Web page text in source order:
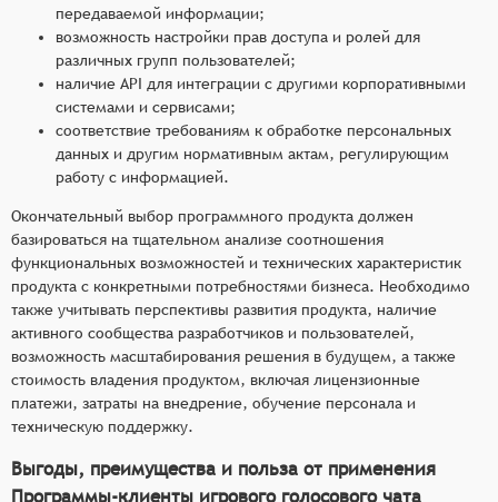
передаваемой информации;
возможность настройки прав доступа и ролей для
различных групп пользователей;
наличие API для интеграции с другими корпоративными
системами и сервисами;
соответствие требованиям к обработке персональных
данных и другим нормативным актам, регулирующим
работу с информацией.
Окончательный выбор программного продукта должен
базироваться на тщательном анализе соотношения
функциональных возможностей и технических характеристик
продукта с конкретными потребностями бизнеса. Необходимо
также учитывать перспективы развития продукта, наличие
активного сообщества разработчиков и пользователей,
возможность масштабирования решения в будущем, а также
стоимость владения продуктом, включая лицензионные
платежи, затраты на внедрение, обучение персонала и
техническую поддержку.
Выгоды, преимущества и польза от применения
Программы-клиенты игрового голосового чата